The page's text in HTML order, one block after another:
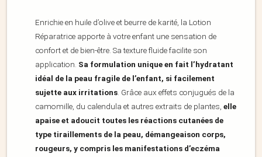
Enrichie en huile d’olive et beurre de karité, la Lotion
Réparatrice apporte à votre enfant une sensation de
confort et de bien-être. Sa texture fluide facilite son
application. Sa formulation unique en fait l’hydratant
idéal de la peau fragile de l’enfant, si facilement
sujette aux irritations. Grâce aux effets conjugués de la
camomille, du calendula et autres extraits de plantes, elle
apaise et adoucit toutes les réactions cutanées de
type tiraillements de la peau, démangeaison corps,
rougeurs, y compris les manifestations d’eczéma